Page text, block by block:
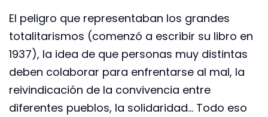
El peligro que representaban los grandes
totalitarismos (comenzó a escribir su libro en
1937), la idea de que personas muy distintas
deben colaborar para enfrentarse al mal, la
reivindicación de la convivencia entre
diferentes pueblos, la solidaridad… Todo eso